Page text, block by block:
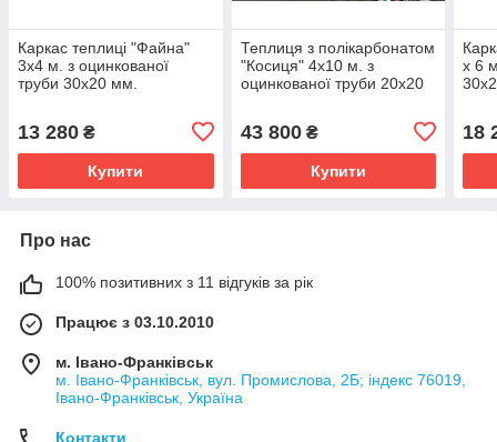
Каркас теплиці "Файна"
3х4 м. з оцинкованої
труби 30х20 мм.
13 280 ₴
Купити
Теплиця з полікарбонатом
"Косиця" 4х10 м. з
оцинкованої труби 20х20
43 800₴
Купити
х 6
18
Про нас
100% позитивних з 11 відгуків за рік
Працює з 03.10.2010
м. Івано-Франківськ
м. Івано-Франківськ, вул. Промислова, 2Б; індекс 76019,
Івано-Франківськ, Україна
Контакти